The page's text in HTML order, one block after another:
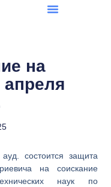
на
апреля
состоится защита
на соискание
наук по